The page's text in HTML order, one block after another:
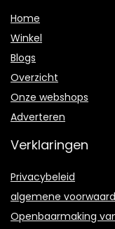
Home
Winkel
Blogs
Overzicht
Onze webshops
Adverteren
Verklaringen
Privacybeleid
algemene
Openbaarmaking